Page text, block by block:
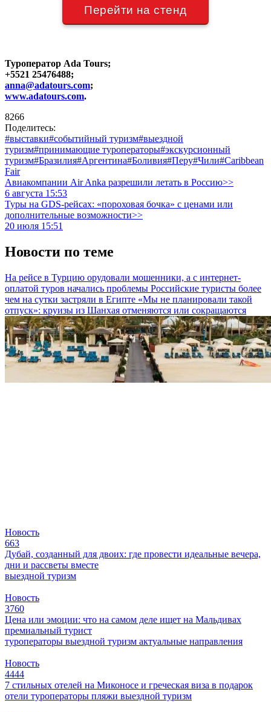
Перейти на стенд
Туроператор Ada Tours;
+5521 25476488;
anna@adatours.com;
www.adatours.com.
8266
Поделитесь:
#выставки#событийный туризм#выездной
туризм#принимающие туроператоры#экскурсионный
туризм#Бразилия#Аргентина#Боливия#Перу#Чили#Caribbean
Fair
Авиакомпании Air Anka разрешили летать в Россию>>
6 августа 15:53
Туры на GDS-рейсах: «пороховая бочка» с ценами или
дополнительные возможности>>
20 июля 15:51
Новости по теме
На рейсе в Турцию орудовали мошенники, а с интернет-
оплатой туров начались проблемы Российские туристы более
чем на сутки застряли в Египте «Мы не планировали такой
отпуск»: круизы из Шанхая отменяются или сокращаются
Новость
663
Дубай, созданный для двоих: где провести идеальные вечера,
дни и рассветы вместе
выездной туризм
Новость
3760
Цена или эмоции: что на самом деле ищет на Мальдивах
премиальный турист
туроператоры выездной туризм актуальные направления
Новость
4444
7 стильных отелей на Миконосе и греческая виза в подарок
отели туроператоры пляжи выездной туризм